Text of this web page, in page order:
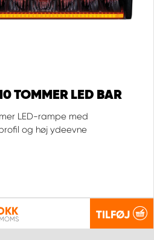
TOMMER LED BAR
LED-rampe med
og høj ydeevne
TILFØJ